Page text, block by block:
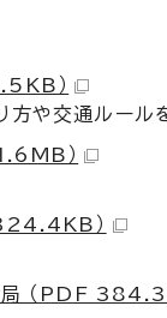
）
方や交通ルール
）
）
（PDF